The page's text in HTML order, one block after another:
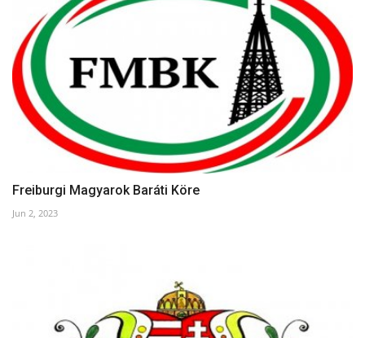
Freiburgi Magyarok Baráti Köre
Jun 2, 2023